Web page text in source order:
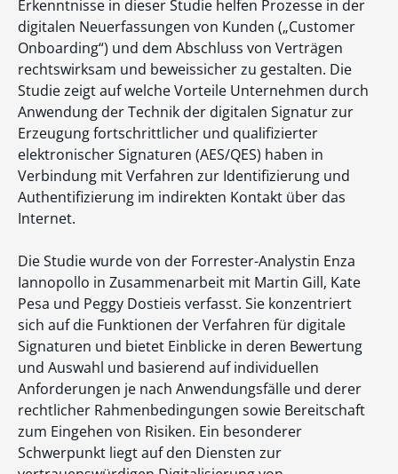
Erkenntnisse in dieser Studie helfen Prozesse in der
digitalen Neuerfassungen von Kunden („Customer
Onboarding“) und dem Abschluss von Verträgen
rechtswirksam und beweissicher zu gestalten. Die
Studie zeigt auf welche Vorteile Unternehmen durch
Anwendung der Technik der digitalen Signatur zur
Erzeugung fortschrittlicher und qualifizierter
elektronischer Signaturen (AES/QES) haben in
Verbindung mit Verfahren zur Identifizierung und
Authentifizierung im indirekten Kontakt über das
Internet.
Die Studie wurde von der Forrester-Analystin Enza
Iannopollo in Zusammenarbeit mit Martin Gill, Kate
Pesa und Peggy Dostieis verfasst. Sie konzentriert
sich auf die Funktionen der Verfahren für digitale
Signaturen und bietet Einblicke in deren Bewertung
und Auswahl und basierend auf individuellen
Anforderungen je nach Anwendungsfälle und derer
rechtlicher Rahmenbedingungen sowie Bereitschaft
zum Eingehen von Risiken. Ein besonderer
Schwerpunkt liegt auf den Diensten zur